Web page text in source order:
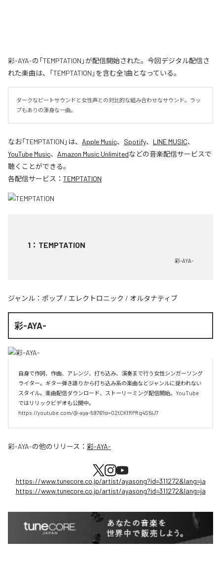
彩-AYA-の「TEMPTATION」が配信開始された。今回デジタル配信さ
れた楽曲は、「TEMPTATION」を含む全1曲となっている。
ダークなビートサウンドと女性声との対比的な組み合わせなサウンド。ラッ
プもありの渾身な一曲。
なお「TEMPTATION 」は、 Apple Music、 Spotify、 LINE MUSIC、
YouTube Music、 Amazon Music Unlimitedなどの音楽配信サービスで
聴くことができる。
各配信サービス： TEMPTATION
1 ： TEMPTATION
彩-AYA-
ジャンル： ポップ / エレクトロニック / オルタナティブ
彩-AYA-
自身で作詞、作曲、アレンジ、打ち込み、演奏まで行う女性シンガーソング
ライター。ギター弾き語りから打ち込み系の楽曲などジャンルに捉われない
スタイル。楽曲配信ダウンロード、ストーリーミング配信開始。YouTube
ではリリックビデオも公開中。
https://youtube.com/@-aya-5976?si=02tCKfRPRq4S5lJ7
彩-AYA-の他のリリース： 彩-AYA-
https://www.tunecore.co.jp/artist/ayasong?id=311272&lang=ja
https://www.tunecore.co.jp/artist/ayasong?id=311272&lang=ja